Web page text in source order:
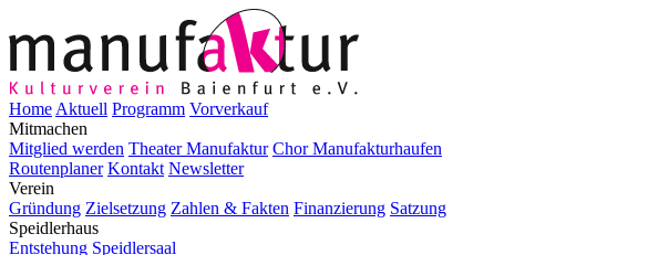
Home Aktuell Programm Vorverkauf
Mitmachen
Mitglied werden Theater Manufaktur Chor Manufakturhaufen
Routenplaner Kontakt Newsletter
Verein
Gründung Zielsetzung Zahlen & Fakten Finanzierung Satzung
Speidlerhaus
Entstehung Speidlersaal